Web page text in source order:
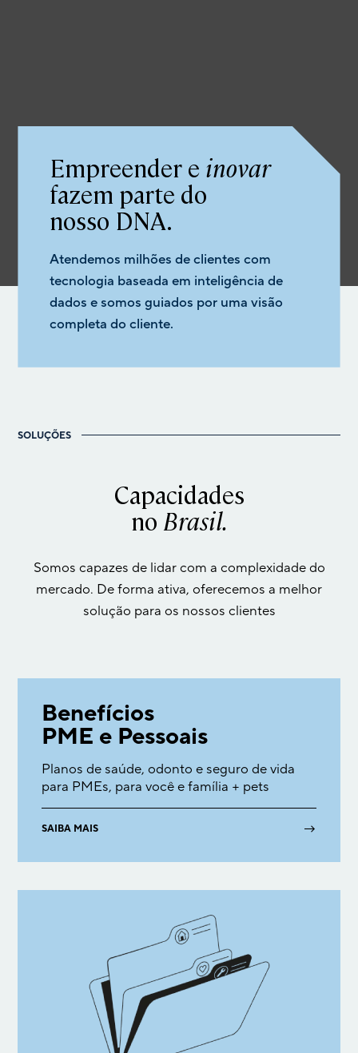
Empreender e inovar
fazem parte do
nosso DNA.
Atendemos milhões de clientes com
tecnologia baseada em inteligência de
dados e somos guiados por uma visão
completa do cliente.
SOLUÇÕES
Capacidades
no Brasil.
Somos capazes de lidar com a complexidade do
mercado. De forma ativa, oferecemos a melhor
solução para os nossos clientes
Benefícios
PME e Pessoais
Planos de saúde, odonto e seguro de vida
para PMEs, para você e família + pets
SAIBA MAIS →